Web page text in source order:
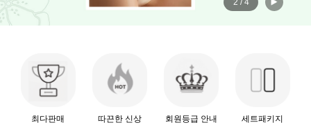
최다판매 따끈한 신상 회원등급 안내 세트패키지